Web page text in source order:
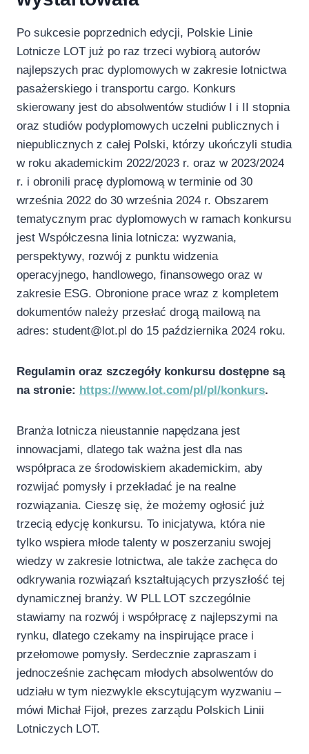
Po sukcesie poprzednich edycji, Polskie Linie
Lotnicze LOT już po raz trzeci wybiorą autorów
najlepszych prac dyplomowych w zakresie lotnictwa
pasażerskiego i transportu cargo. Konkurs
skierowany jest do absolwentów studiów I i II stopnia
oraz studiów podyplomowych uczelni publicznych i
niepublicznych z całej Polski, którzy ukończyli studia
w roku akademickim 2022/2023 r. oraz w 2023/2024
r. i obronili pracę dyplomową w terminie od 30
września 2022 do 30 września 2024 r. Obszarem
tematycznym prac dyplomowych w ramach konkursu
jest Współczesna linia lotnicza: wyzwania,
perspektywy, rozwój z punktu widzenia
operacyjnego, handlowego, finansowego oraz w
zakresie ESG. Obronione prace wraz z kompletem
dokumentów należy przesłać drogą mailową na
adres: student@lot.pl do 15 października 2024 roku.
Regulamin oraz szczegóły konkursu dostępne są
na stronie: https://www.lot.com/pl/pl/konkurs.
Branża lotnicza nieustannie napędzana jest
innowacjami, dlatego tak ważna jest dla nas
współpraca ze środowiskiem akademickim, aby
rozwijać pomysły i przekładać je na realne
rozwiązania. Cieszę się, że możemy ogłosić już
trzecią edycję konkursu. To inicjatywa, która nie
tylko wspiera młode talenty w poszerzaniu swojej
wiedzy w zakresie lotnictwa, ale także zachęca do
odkrywania rozwiązań kształtujących przyszłość tej
dynamicznej branży. W PLL LOT szczególnie
stawiamy na rozwój i współpracę z najlepszymi na
rynku, dlatego czekamy na inspirujące prace i
przełomowe pomysły. Serdecznie zapraszam i
jednocześnie zachęcam młodych absolwentów do
udziału w tym niezwykle ekscytującym wyzwaniu –
mówi Michał Fijoł, prezes zarządu Polskich Linii
Lotniczych LOT.